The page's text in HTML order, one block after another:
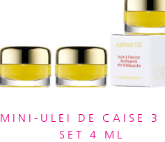
MINI-ULEI DE CAISE 3
SET 4 ML